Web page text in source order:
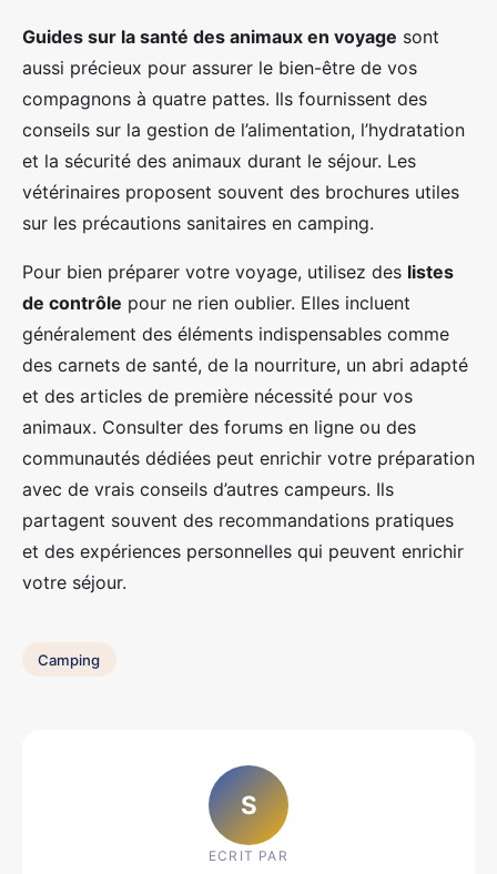
Guides sur la santé des animaux en voyage sont
aussi précieux pour assurer le bien-être de vos
compagnons à quatre pattes. Ils fournissent des
conseils sur la gestion de l’alimentation, l’hydratation
et la sécurité des animaux durant le séjour. Les
vétérinaires proposent souvent des brochures utiles
sur les précautions sanitaires en camping.
Pour bien préparer votre voyage, utilisez des listes
de contrôle pour ne rien oublier. Elles incluent
généralement des éléments indispensables comme
des carnets de santé, de la nourriture, un abri adapté
et des articles de première nécessité pour vos
animaux. Consulter des forums en ligne ou des
communautés dédiées peut enrichir votre préparation
avec de vrais conseils d’autres campeurs. Ils
partagent souvent des recommandations pratiques
et des expériences personnelles qui peuvent enrichir
votre séjour.
Camping
S
ECRIT PAR